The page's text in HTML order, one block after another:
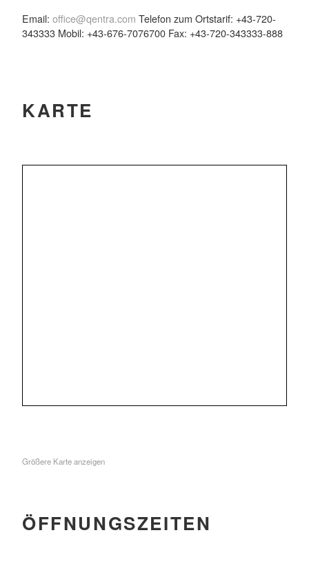
Email: office@qentra.com Telefon zum Ortstarif: +43-720-
343333 Mobil: +43-676-7076700 Fax: +43-720-343333-888
KARTE
Größere Karte anzeigen
ÖFFNUNGSZEITEN